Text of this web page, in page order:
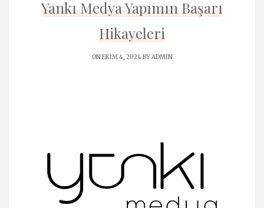
Yankı Medya Yapımın Başarı
Hikayeleri
ON EKIM 4, 2024 BYADMIN